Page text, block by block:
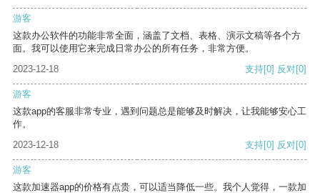
游客
这款办公软件的功能非常全面，涵盖了文档、表格、演示文稿等各个方
面。我可以使用它来完成日常办公的所有任务，非常方便。
2023-12-18
支持[0] 反对[0]
游客
这款app的客服非常专业，遇到问题总是能够及时解决，让我能够安心工
作。
2023-12-18
支持[0] 反对[0]
游客
这款加速器app的价格有点贵，可以适当降低一些。我个人觉得，一款加